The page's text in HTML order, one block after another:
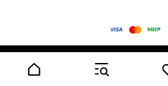
Made on